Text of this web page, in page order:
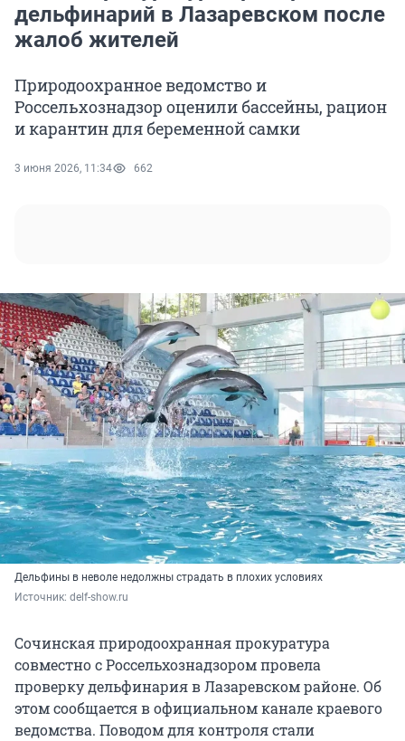
дельфинарий в Лазаревском после
жалоб жителей
Природоохранное ведомство и
Россельхознадзор оценили бассейны, рацион
и карантин для беременной самки
3 июня 2026, 11:34 662
Дельфины в неволе недолжны страдать в плохих условиях
Источник: delf-show.ru
Сочинская природоохранная прокуратура
совместно с Россельхознадзором провела
проверку дельфинария в Лазаревском районе. Об
этом сообщается в официальном канале краевого
ведомства. Поводом для контроля стали